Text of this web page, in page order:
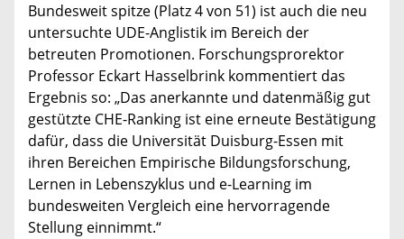
Bundesweit spitze (Platz 4 von 51) ist auch die neu
untersuchte UDE-Anglistik im Bereich der
betreuten Promotionen. Forschungsprorektor
Professor Eckart Hasselbrink kommentiert das
Ergebnis so: „Das anerkannte und datenmäßig gut
gestützte CHE-Ranking ist eine erneute Bestätigung
dafür, dass die Universität Duisburg-Essen mit
ihren Bereichen Empirische Bildungsforschung,
Lernen in Lebenszyklus und e-Learning im
bundesweiten Vergleich eine hervorragende
Stellung einnimmt.“